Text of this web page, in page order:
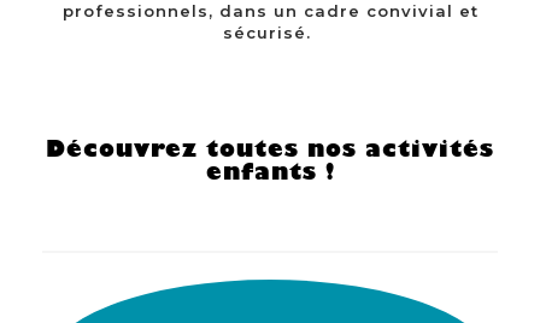
professionnels, dans un cadre convivial et
sécurisé.
Découvrez toutes nos activités
enfants !